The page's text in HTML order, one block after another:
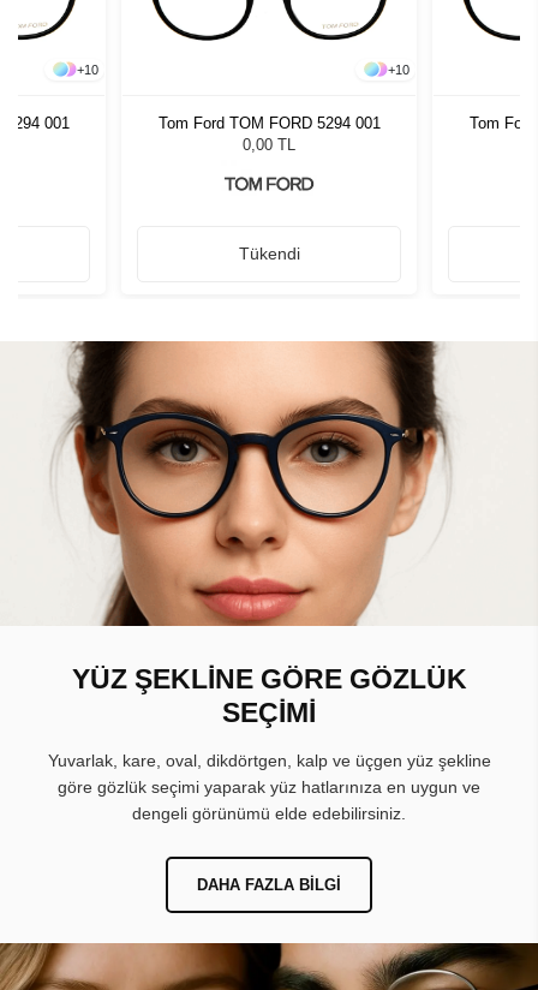
+10
001
+10
Tom Ford TOM FORD 5294 001
0,00 TL
Tükendi
Tom
YÜZ ŞEKLİNE GÖRE GÖZLÜK
SEÇİMİ
Yuvarlak, kare, oval, dikdörtgen, kalp ve üçgen yüz şekline
göre gözlük seçimi yaparak yüz hatlarınıza en uygun ve
dengeli görünümü elde edebilirsiniz.
DAHA FAZLA BILGI